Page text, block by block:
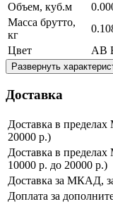
Объем, куб.м
Масса брутто,
кг
Цвет
AB
Развернуть
Доставка
Доставка в
20000 р.)
Доставка в
10000 р. до 20000 р.)
Доставка за МКАД,
Доплата за